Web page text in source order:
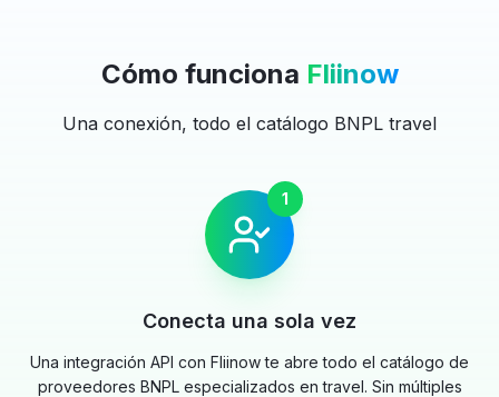
Cómo funciona Fliinow
Una conexión, todo el catálogo BNPL travel
1
Conecta una sola vez
Una integración API con Fliinow te abre todo el catálogo de
proveedores BNPL especializados en travel. Sin múltiples